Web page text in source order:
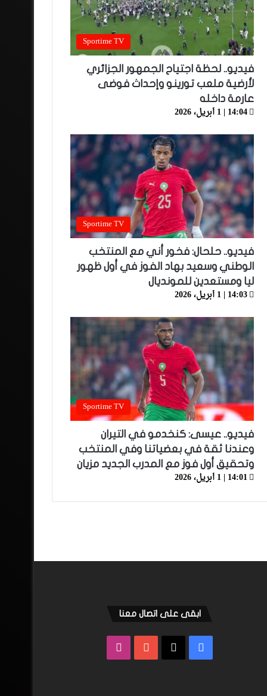
Sportime TV
فيديو.. لحظة اجتياح الجمهور الجزائري
لأرضية ملعب تورينو وإحداث فوضى
عارمة داخله
14:04 | 1 أبريل، 2026
Sportime TV
فيديو.. حلحال: فخور أني مع المنتخب
الوطني وسعيد بهاد الفوز في أول ظهور
ليا ومستعدين للمونديال
14:03 | 1 أبريل، 2026
Sportime TV
فيديو.. عيسى: كنخدمو في التيران
وعندنا ثقة في بعضياتنا وفي المنتخب
وتحقيق أول فوز مع المدرب الجديد مزيان
14:01 | 1 أبريل، 2026
ابقى على اتصال معنا
فيسبوك ‫YouTube